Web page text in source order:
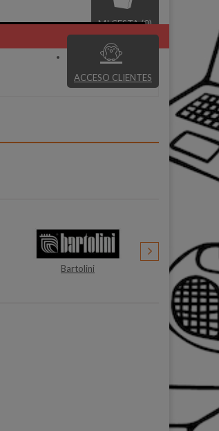
MI CESTA (0)
ACCESO CLIENTES
Sunstech Ufesa